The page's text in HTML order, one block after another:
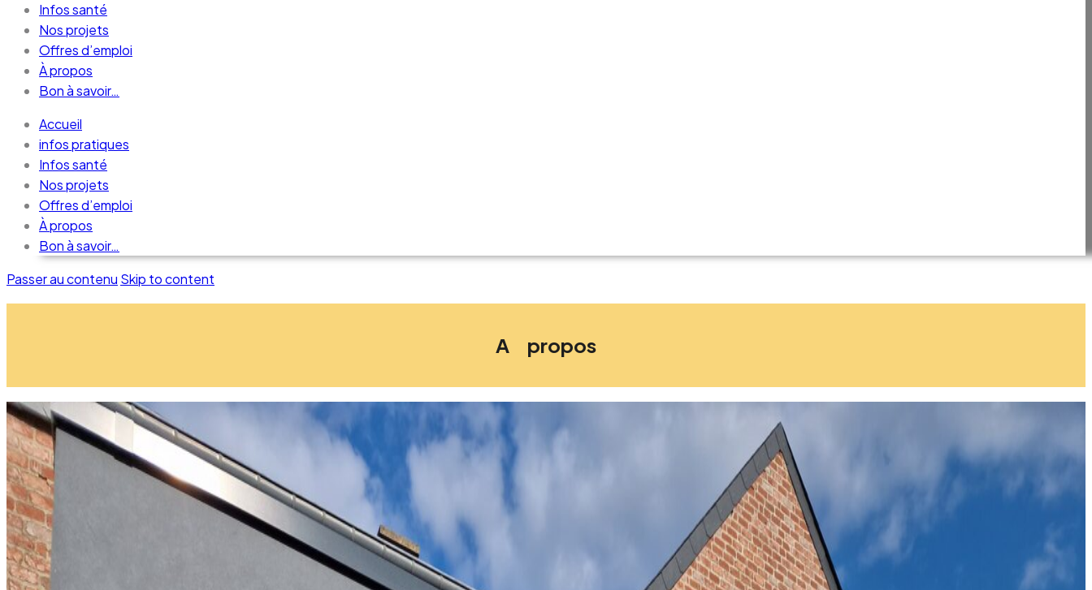
Infos santé
Nos projets
Offres d’emploi
À propos
Bon à savoir…
Accueil
infos pratiques
Infos santé
Nos projets
Offres d’emploi
À propos
Bon à savoir…
Passer au contenu Skip to content
A propos